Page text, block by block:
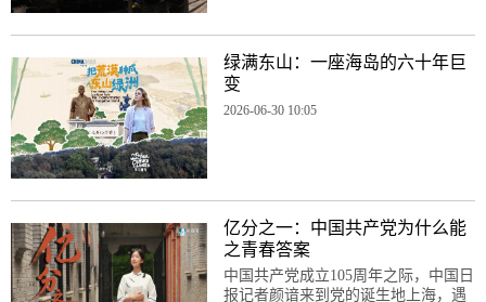
绿满东山：一座海岛的六十年巨
变
2026-06-30 10:05
亿分之一：中国共产党为什么能
之青春答案
中国共产党成立105周年之际，中国日
报记者颜谙来到党的诞生地上海，遇